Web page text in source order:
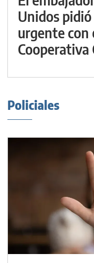
Unidos
urgente con
Cooperativa
Policiales